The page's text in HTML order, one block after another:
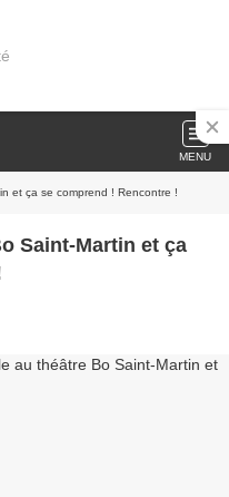
MENU
et ça se comprend ! Rencontre !
Saint-Martin et ça